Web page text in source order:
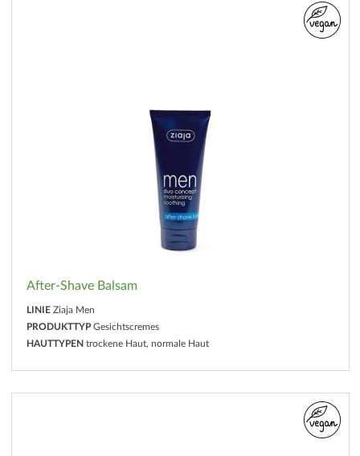
After-Shave Balsam
LINIE Ziaja Men
PRODUKTTYP Gesichtscremes
HAUTTYPEN trockene Haut, normale Haut